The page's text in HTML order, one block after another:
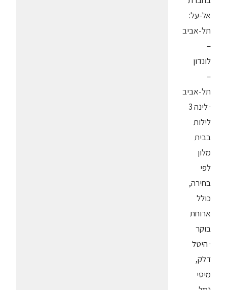
אל-על:
תל-אביב
–
לונדון
–
תל-אביב
· לינה 3
לילות
בבית
מלון
לפי
בחירה,
כולל
ארוחת
בוקר
· היטל
דלק,
מיסי